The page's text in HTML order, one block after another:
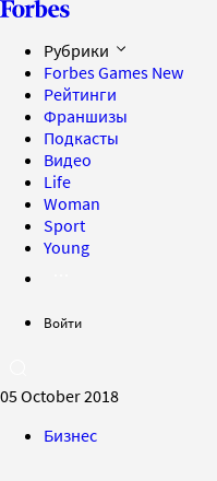
Рубрики
Forbes Games New
Рейтинги
Франшизы
Подкасты
Видео
Life
Woman
Sport
Young
Войти
05 October 2018
Бизнес